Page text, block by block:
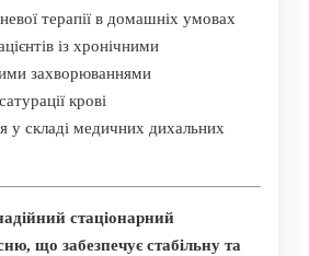
терапії в домашніх умовах
із хронічними
захворюваннями
крові
у складі медичних дихальних
стаціонарний
що забезпечує стабільну та